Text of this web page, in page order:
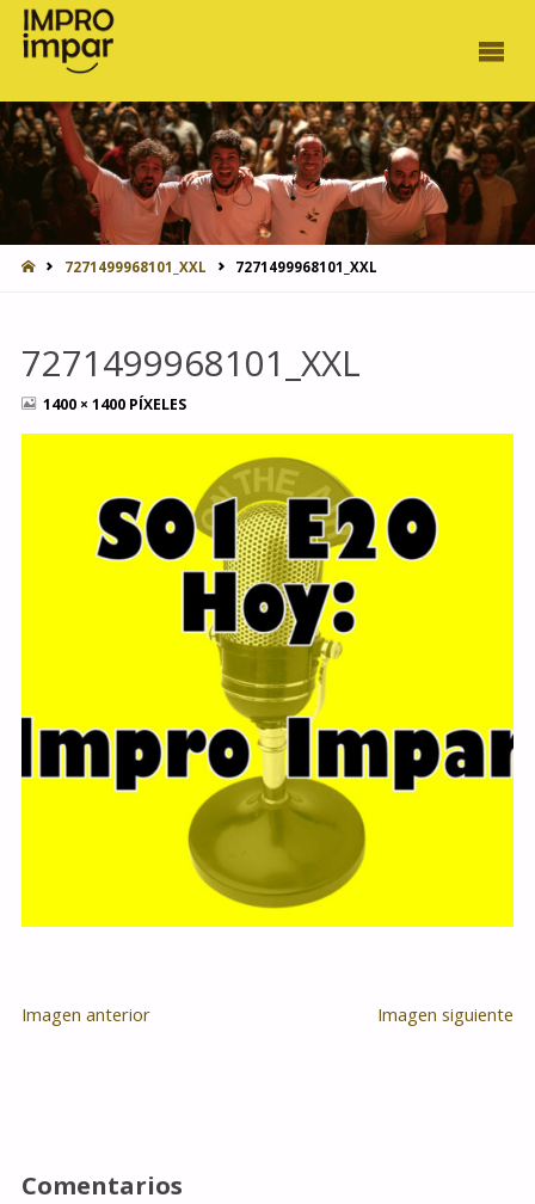
INICIO7271499968101_XXL 7271499968101_XXL
7271499968101_XXL
TAMAÑO
1400 × 1400 PÍXELES
Imagen anterior Imagen siguiente
Comentarios